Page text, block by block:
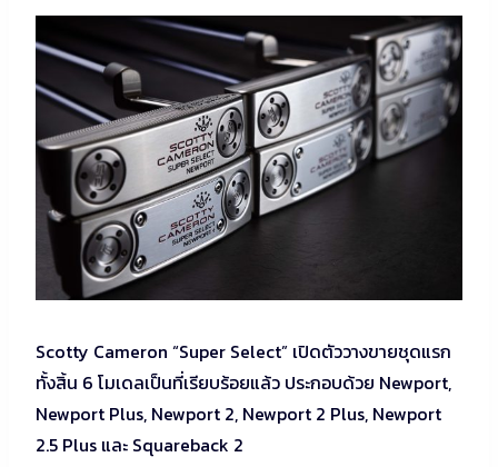
Scotty Cameron “Super Select” เปิดตัววางขายชุดแรก
ทั้งสิ้น 6 โมเดลเป็นที่เรียบร้อยแล้ว ประกอบด้วย Newport,
Newport Plus, Newport 2, Newport 2 Plus, Newport
2.5 Plus และ Squareback 2